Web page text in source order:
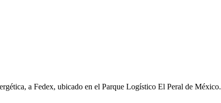
a Fedex, ubicado en el Parque Logístico El Peral de México.